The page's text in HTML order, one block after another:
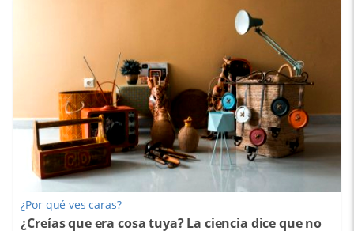
¿Por qué ves caras?
¿Creías que era cosa tuya? La ciencia dice que no